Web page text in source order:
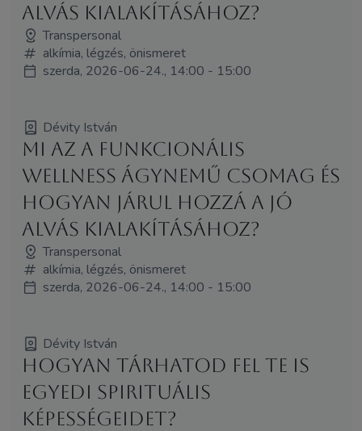
alvás kialakításához?
Transpersonal
alkímia, légzés, önismeret
szerda, 2026-06-24., 14:00 - 15:00
Dévity István
Mi az a funkcionális
wellness ágynemű csomag és
hogyan járul hozzá a jó
alvás kialakításához?
Transpersonal
alkímia, légzés, önismeret
szerda, 2026-06-24., 14:00 - 15:00
Dévity István
Hogyan tárhatod fel te is
egyedi spirituális
képességeidet?